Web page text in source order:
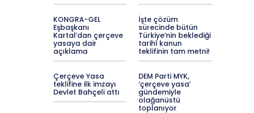
KONGRA-GEL
Eşbaşkanı
Kartal’dan çerçeve
yasaya dair
açıklama
İşte çözüm
sürecinde bütün
Türkiye’nin beklediği
tarihî kanun
teklifinin tam metni!
Çerçeve Yasa
teklifine ilk imzayı
Devlet Bahçeli attı
DEM Parti MYK,
‘çerçeve yasa’
gündemiyle
olağanüstü
toplanıyor